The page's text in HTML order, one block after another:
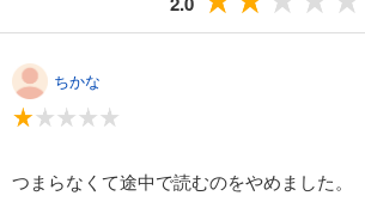
ちかな
つまらなくて途中で読むのをやめました。